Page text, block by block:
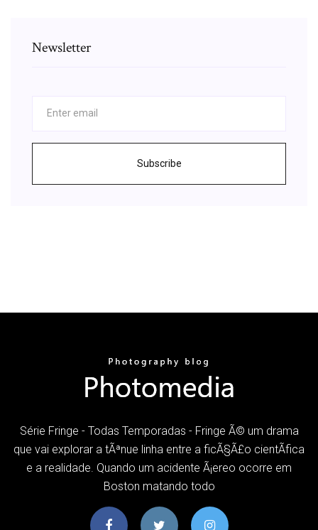
Newsletter
Subscribe
Série Fringe - Todas Temporadas - Fringe Ã© um drama
que vai explorar a tÃªnue linha entre a ficÃ§Ã£o cientÃ­fica
e a realidade. Quando um acidente Ã¡ereo ocorre em
Boston matando todo